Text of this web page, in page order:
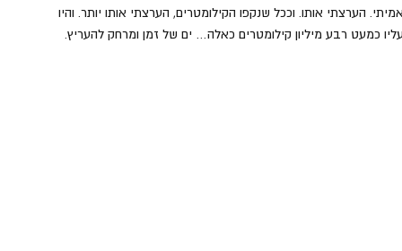
הערצתי אותו. וככל שנקפו הקילומטרים, הערצתי אותו יותר. והיו
כמעט רבע מיליון קילומטרים כאלה… ים של זמן ומרחק להעריץ.